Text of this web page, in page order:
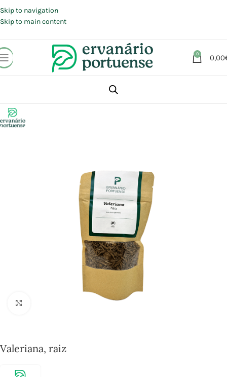
Skip to navigation
Skip to main content
0 0,00
Valeriana, raiz